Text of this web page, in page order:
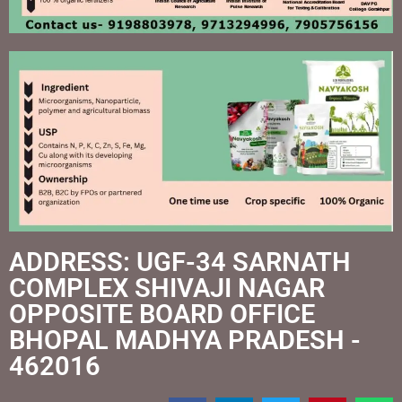
ADDRESS: UGF-34 SARNATH
COMPLEX SHIVAJI NAGAR
OPPOSITE BOARD OFFICE
BHOPAL MADHYA PRADESH -
462016